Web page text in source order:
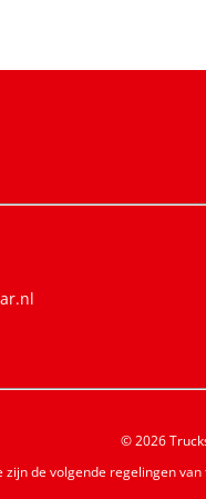
© 2026
zijn de volgende regelingen